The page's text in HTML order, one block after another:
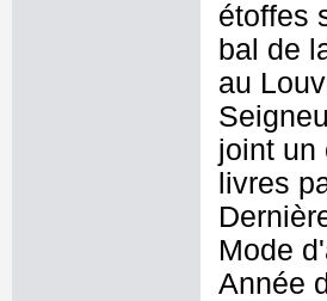
étoffes
bal de
au
joint un
livres
Mode
Année